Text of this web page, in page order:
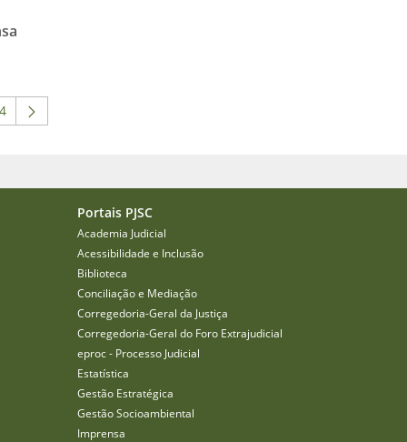
para navegar.Usar ABA para navegar.
Portais PJSC
Academia Judicial
Acessibilidade e Inclusão
Biblioteca
Conciliação e Mediação
Corregedoria-Geral da Justiça
Corregedoria-Geral do Foro Extrajudicial
eproc - Processo Judicial
Estatística
Gestão Estratégica
Gestão Socioambiental
Imprensa